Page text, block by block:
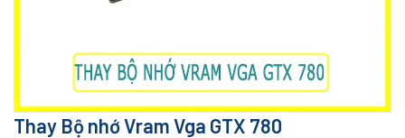
Thay Bộ nhớ Vram Vga GTX 780